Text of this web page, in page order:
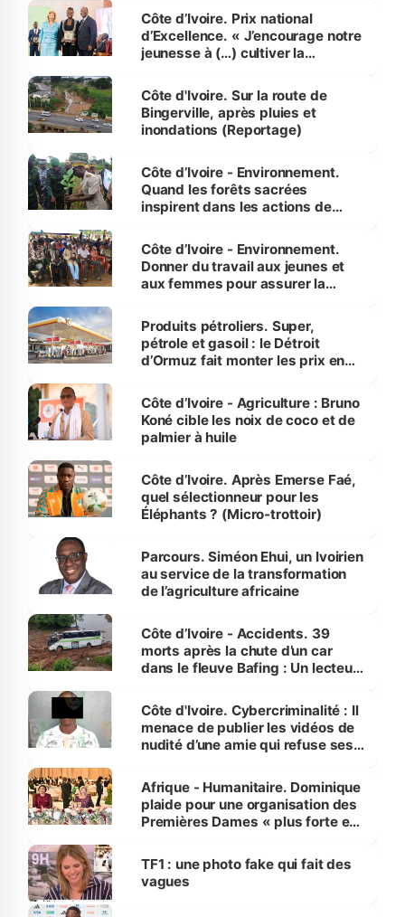
Côte d’Ivoire. Prix national
d’Excellence. « J’encourage notre
jeunesse à (…) cultiver la
(Alassane Ouattara
Côte d'Ivoire. Sur la route de
Bingerville, après pluies et
inondations (Reportage)
Côte d’Ivoire - Environnement.
Quand les forêts sacrées
inspirent dans les actions de
Côte d’Ivoire - Environnement.
Donner du travail aux jeunes et
aux femmes pour assurer la
menacées
Produits pétroliers. Super,
pétrole et gasoil : le Détroit
d’Ormuz fait monter les prix en
Côte d’Ivoire - Agriculture : Bruno
Koné cible les noix de coco et de
palmier à huile
Côte d’Ivoire. Après Emerse Faé,
quel sélectionneur pour les
Éléphants ? (Micro-trottoir)
Parcours. Siméon Ehui, un Ivoirien
au service de la transformation
de l’agriculture africaine
Côte d’Ivoire - Accidents. 39
morts après la chute d’un car
dans le fleuve Bafing : Un lecteur
des Transports
Côte d'Ivoire. Cybercriminalité : Il
menace de publier les vidéos de
nudité d’une amie qui refuse ses
Afrique - Humanitaire. Dominique
plaide pour une organisation des
Premières Dames « plus forte et
sur la scène internationale »
TF1 : une photo fake qui fait des
vagues